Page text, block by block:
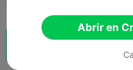
Abrir en